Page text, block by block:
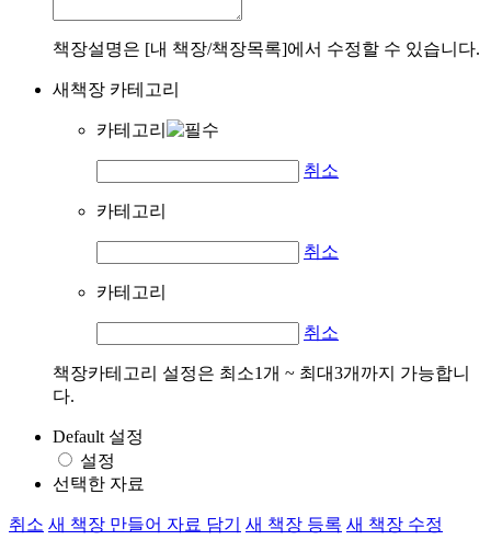
책장설명은 [내 책장/책장목록]에서 수정할 수 있습니다.
새책장 카테고리
카테고리
취소
카테고리
취소
카테고리
취소
책장카테고리 설정은 최소1개 ~ 최대3개까지 가능합니
다.
Default 설정
설정
선택한 자료
취소 새 책장 만들어 자료 담기 새 책장 등록 새 책장 수정